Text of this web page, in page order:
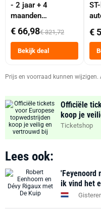
- 2 jaar + 4
maanden
abonnement
€ 66,98€ 321,72
Bekijk deal
€
Prijs en voorraad kunnen
Officiële
koop je
Ticketshop
Lees ook:
'Feyenoord
ik vind het